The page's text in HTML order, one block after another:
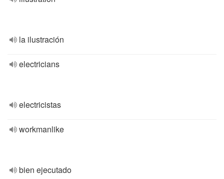
la ilustración
electricians
electricistas
workmanlike
bien ejecutado